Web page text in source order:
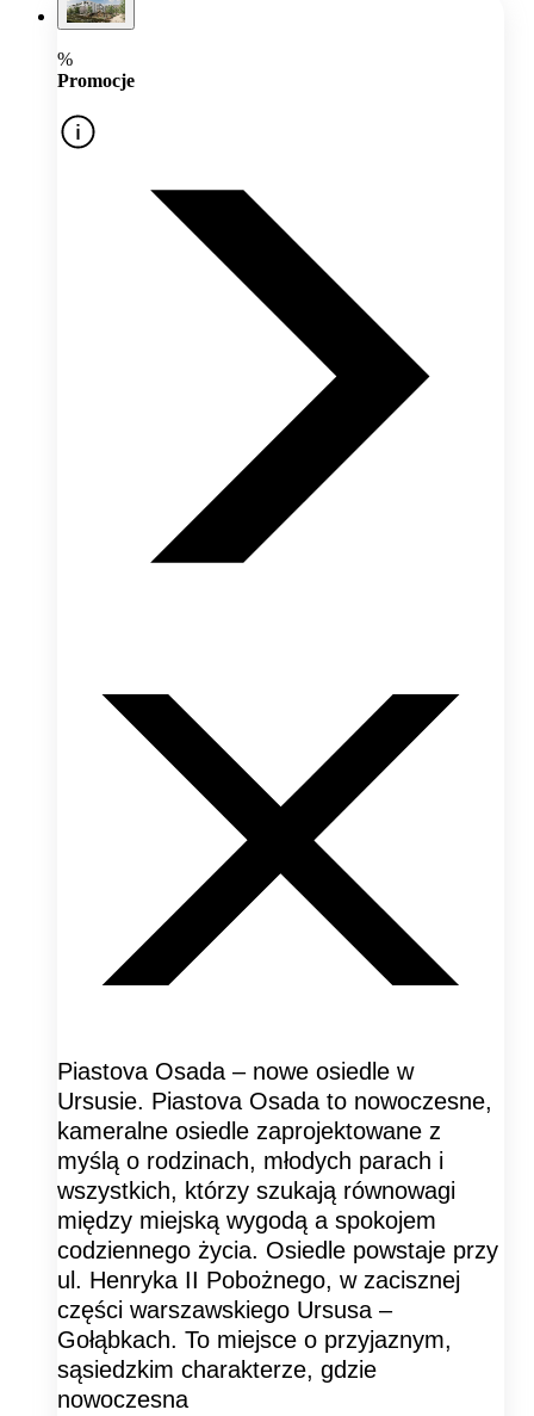
%
Promocje
Piastova Osada – nowe osiedle w
Ursusie. Piastova Osada to nowoczesne,
kameralne osiedle zaprojektowane z
myślą o rodzinach, młodych parach i
wszystkich, którzy szukają równowagi
między miejską wygodą a spokojem
codziennego życia. Osiedle powstaje przy
ul. Henryka II Pobożnego, w zacisznej
części warszawskiego Ursusa –
Gołąbkach. To miejsce o przyjaznym,
sąsiedzkim charakterze, gdzie
nowoczesna